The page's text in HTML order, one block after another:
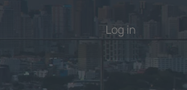
Log in